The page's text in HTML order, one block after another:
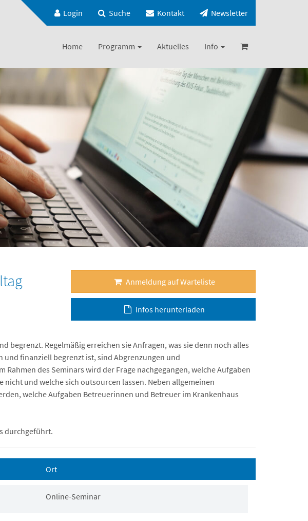
Login Suche Kontakt Newsletter
Home Programm Aktuelles Info
Anmeldung auf Warteliste
Infos herunterladen
begrenzt. Regelmäßig erreichen sie Anfragen, was sie denn noch alles
finanziell begrenzt ist, sind Abgrenzungen und
des Seminars wird der Frage nachgegangen, welche Aufgaben
und welche sich outsourcen lassen. Neben allgemeinen
welche Aufgaben Betreuerinnen und Betreuer im Krankenhaus
durchgeführt.
Ort
Online-Seminar